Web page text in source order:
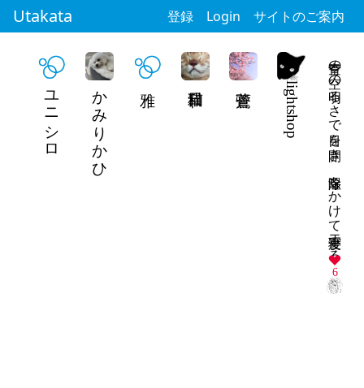
Utakata 登録 Login サイトのご案内
青空の空の明るさで目を開き 除湿をかけて二度寝する
6
lightshop
かみりかひ
ユニシロ